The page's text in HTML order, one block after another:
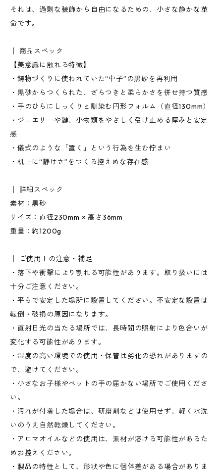
それは、過剰な装飾から自由になるための、小さな静かな革
命です。
│ 商品スペック
【美意識に触れる特徴】
・鋳物づくりに使われていた“中子”の黒砂を再利用
・黒砂からつくられた、ざらつきと柔らかさを併せ持つ質感
・手のひらにしっくりと馴染む円形フォルム（直径130mm）
・ジュエリーや鍵、小物類をやさしく受け止める厚みと安定
感
・儀式のような「置く」という行為を生む佇まい
・机上に“静けさ”をつくる控えめな存在感
│ 詳細スペック
素材：黒砂
サイズ：直径230mm × 高さ36mm
重量：約1200g
│ ご使用上の注意・補足
・落下や衝撃により割れる可能性があります。取り扱いには
十分ご注意ください。
・平らで安定した場所に設置してください。不安定な設置は
転倒・破損の原因になります。
・直射日光の当たる場所では、長時間の照射により色合いが
変化する可能性があります。
・湿度の高い環境での使用・保管は劣化の恐れがありますの
で、避けてください。
・小さなお子様やペットの手の届かない場所でご使用くださ
い。
・汚れが付着した場合は、研磨剤などは使用せず、軽く水洗
いのうえ自然乾燥してください。
・アロマオイルなどの使用は、素材が溶ける可能性があるた
めお控えください。
・製品の特性として、形状や色に個体差がある場合がありま